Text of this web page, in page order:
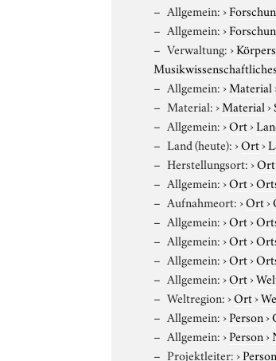
Allgemein:›
Allgemein:›
Verwaltung:›
Allgemein:›Material
Material:›Material›
Allgemein:›Ort›
Land (heute):›Ort›
Herstellungsort:›Ort
Allgemein:›Ort›
Aufnahmeort:›Ort›
Allgemein:›Ort›
Allgemein:›Ort›
Allgemein:›Ort›
Allgemein:›Ort›
Weltregion:›Ort›
Allgemein:›Person›
Allgemein:›Person›
Projektleiter:›Person